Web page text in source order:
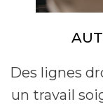
Des lignes
un travail